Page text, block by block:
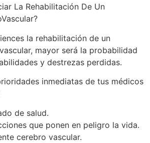
La Rehabilitación De Un
la rehabilitación de un
mayor será la probabilidad
y destrezas perdidas.
inmediatas de tus médicos
de salud.
que ponen en peligro la vida.
cerebro vascular.